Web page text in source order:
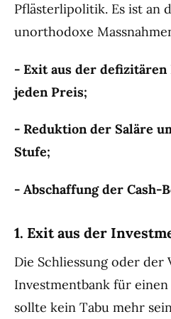
Pflästerlipolitik. Es ist an
unorthodoxe
- Exit aus der
jeden Preis;
- Reduktion der Saläre
Stufe;
- Abschaffung der Cash-
1. Exit aus der
Die Schliessung oder der
Investmentbank für einen
sollte kein Tabu mehr